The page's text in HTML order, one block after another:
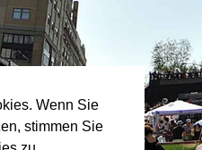
Wenn Sie
stimmen Sie